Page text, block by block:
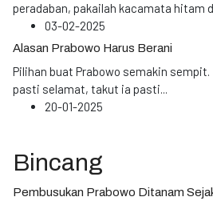
peradaban, pakailah kacamata hitam
03-02-2025
Alasan Prabowo Harus Berani
Pilihan buat Prabowo semakin
pasti selamat, takut ia pasti...
20-01-2025
Bincang
Pembusukan Prabowo Ditanam